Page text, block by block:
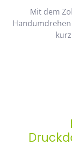
Mit dem